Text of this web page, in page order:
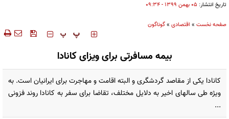
تاریخ انتشار: ۰۵ بهمن ۱۳۹۹ - ۰۹:۳۴
صفحه نخست » اقتصادی »گوناگون
‍‍‍ پ پ
بیمه مسافرتی برای ویزای کانادا
کانادا یکی از مقاصد گردشگری و البته اقامت و مهاجرت برای ایرانیان است. به
ویژه طی سالهای اخیر به دلایل مختلف، تقاضا برای سفر به کانادا روند فزونی
...